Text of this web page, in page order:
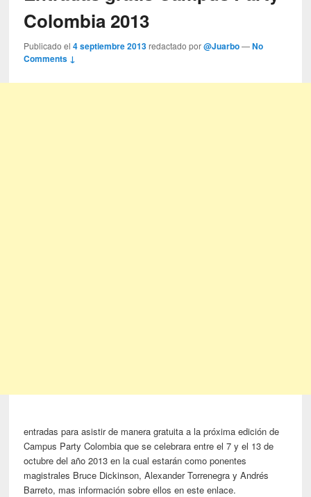
Colombia 2013
Publicado el4 septiembre 2013 redactado por@Juarbo —No
Comments ↓
entradas para asistir de manera gratuita a la próxima edición de
Campus Party Colombia que se celebrara entre el 7 y el 13 de
octubre del año 2013 en la cual estarán como ponentes
magistrales Bruce Dickinson, Alexander Torrenegra y Andrés
Barreto, mas información sobre ellos en este enlace.